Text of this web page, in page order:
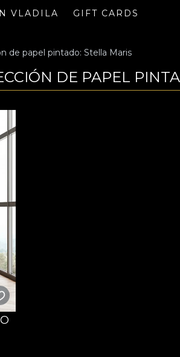
VLADILA GIFT CARDS
de papel pintado: Stella Maris
DE PAPEL